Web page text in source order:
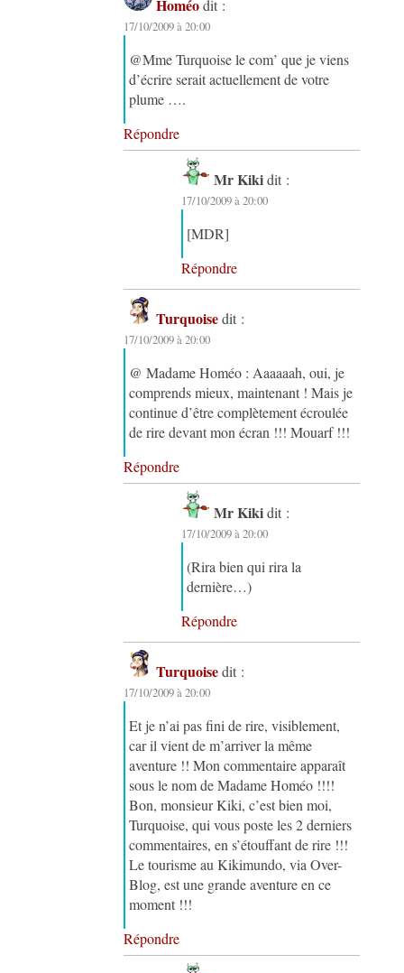
Homéo dit :
17/10/2009 à 20:00
@Mme Turquoise le com’ que je viens
d’écrire serait actuellement de votre
plume ….
Répondre
Mr Kiki dit :
17/10/2009 à 20:00
[MDR]
Répondre
Turquoise dit :
17/10/2009 à 20:00
@ Madame Homéo : Aaaaaah, oui, je
comprends mieux, maintenant ! Mais je
continue d’être complètement écroulée
de rire devant mon écran !!! Mouarf !!!
Répondre
Mr Kiki dit :
17/10/2009 à 20:00
(Rira bien qui rira la
dernière…)
Répondre
Turquoise dit :
17/10/2009 à 20:00
Et je n’ai pas fini de rire, visiblement,
car il vient de m’arriver la même
aventure !! Mon commentaire apparaît
sous le nom de Madame Homéo !!!!
Bon, monsieur Kiki, c’est bien moi,
Turquoise, qui vous poste les 2 derniers
commentaires, en s’étouffant de rire !!!
Le tourisme au Kikimundo, via Over-
Blog, est une grande aventure en ce
moment !!!
Répondre